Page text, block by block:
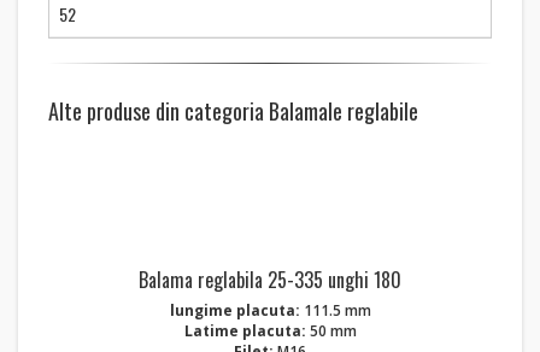
52
Alte produse din categoria Balamale reglabile
Balama reglabila 25-335 unghi 180
lungime placuta: 111.5 mm
Latime placuta: 50 mm